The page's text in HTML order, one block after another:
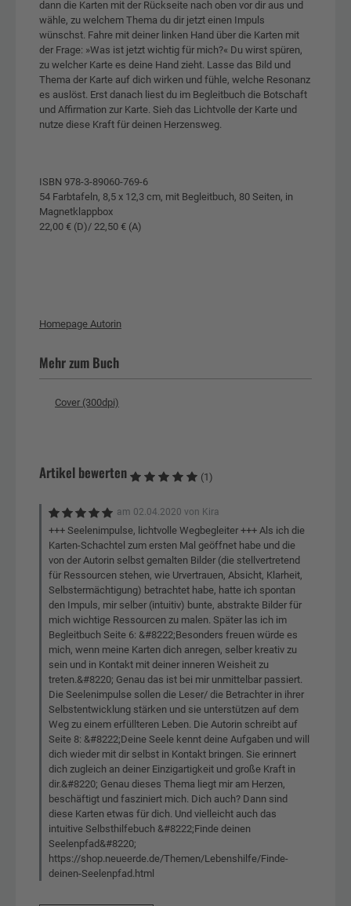
dann die Karten mit der Rückseite nach oben vor dir aus und
wähle, zu welchem Thema du dir jetzt einen Impuls
wünschst. Fahre mit deiner linken Hand über die Karten mit
der Frage: »Was ist jetzt wichtig für mich?« Du wirst spüren,
zu welcher Karte es deine Hand zieht. Lasse das Bild und
Thema der Karte auf dich wirken und fühle, welche Resonanz
es auslöst. Erst danach liest du im Begleitbuch die Botschaft
und Affirmation zur Karte. Sieh das Lichtvolle der Karte und
nutze diese Kraft für deinen Herzensweg.
ISBN 978-3-89060-769-6
54 Farbtafeln, 8,5 x 12,3 cm, mit Begleitbuch, 80 Seiten, in
Magnetklappbox
22,00 € (D)/ 22,50 € (A)
Homepage Autorin
Mehr zum Buch
Cover (300dpi)
Artikel bewerten (1)
am 02.04.2020 von Kira
+++ Seelenimpulse, lichtvolle Wegbegleiter +++ Als ich die
Karten-Schachtel zum ersten Mal geöffnet habe und die
von der Autorin selbst gemalten Bilder (die stellvertretend
für Ressourcen stehen, wie Urvertrauen, Absicht, Klarheit,
Selbstermächtigung) betrachtet habe, hatte ich spontan
den Impuls, mir selber (intuitiv) bunte, abstrakte Bilder für
mich wichtige Ressourcen zu malen. Später las ich im
Begleitbuch Seite 6: &#8222;Besonders freuen würde es
mich, wenn meine Karten dich anregen, selber kreativ zu
sein und in Kontakt mit deiner inneren Weisheit zu
treten.&#8220; Genau das ist bei mir unmittelbar passiert.
Die Seelenimpulse sollen die Leser/ die Betrachter in ihrer
Selbstentwicklung stärken und sie unterstützen auf dem
Weg zu einem erfüllteren Leben. Die Autorin schreibt auf
Seite 8: &#8222;Deine Seele kennt deine Aufgaben und will
dich wieder mit dir selbst in Kontakt bringen. Sie erinnert
dich zugleich an deiner Einzigartigkeit und große Kraft in
dir.&#8220; Genau dieses Thema liegt mir am Herzen,
beschäftigt und fasziniert mich. Dich auch? Dann sind
diese Karten etwas für dich. Und vielleicht auch das
intuitive Selbsthilfebuch &#8222;Finde deinen
Seelenpfad&#8220;
https://shop.neueerde.de/Themen/Lebenshilfe/Finde-
deinen-Seelenpfad.html